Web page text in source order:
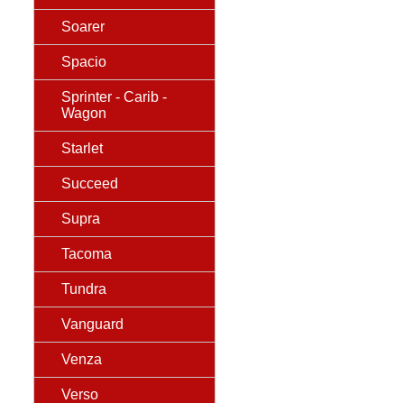
Soarer
Spacio
Sprinter - Carib -
Wagon
Starlet
Succeed
Supra
Tacoma
Tundra
Vanguard
Venza
Verso